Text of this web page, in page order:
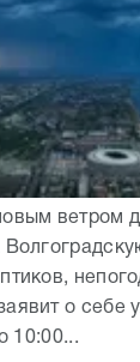
ветром
о себе
10:00...